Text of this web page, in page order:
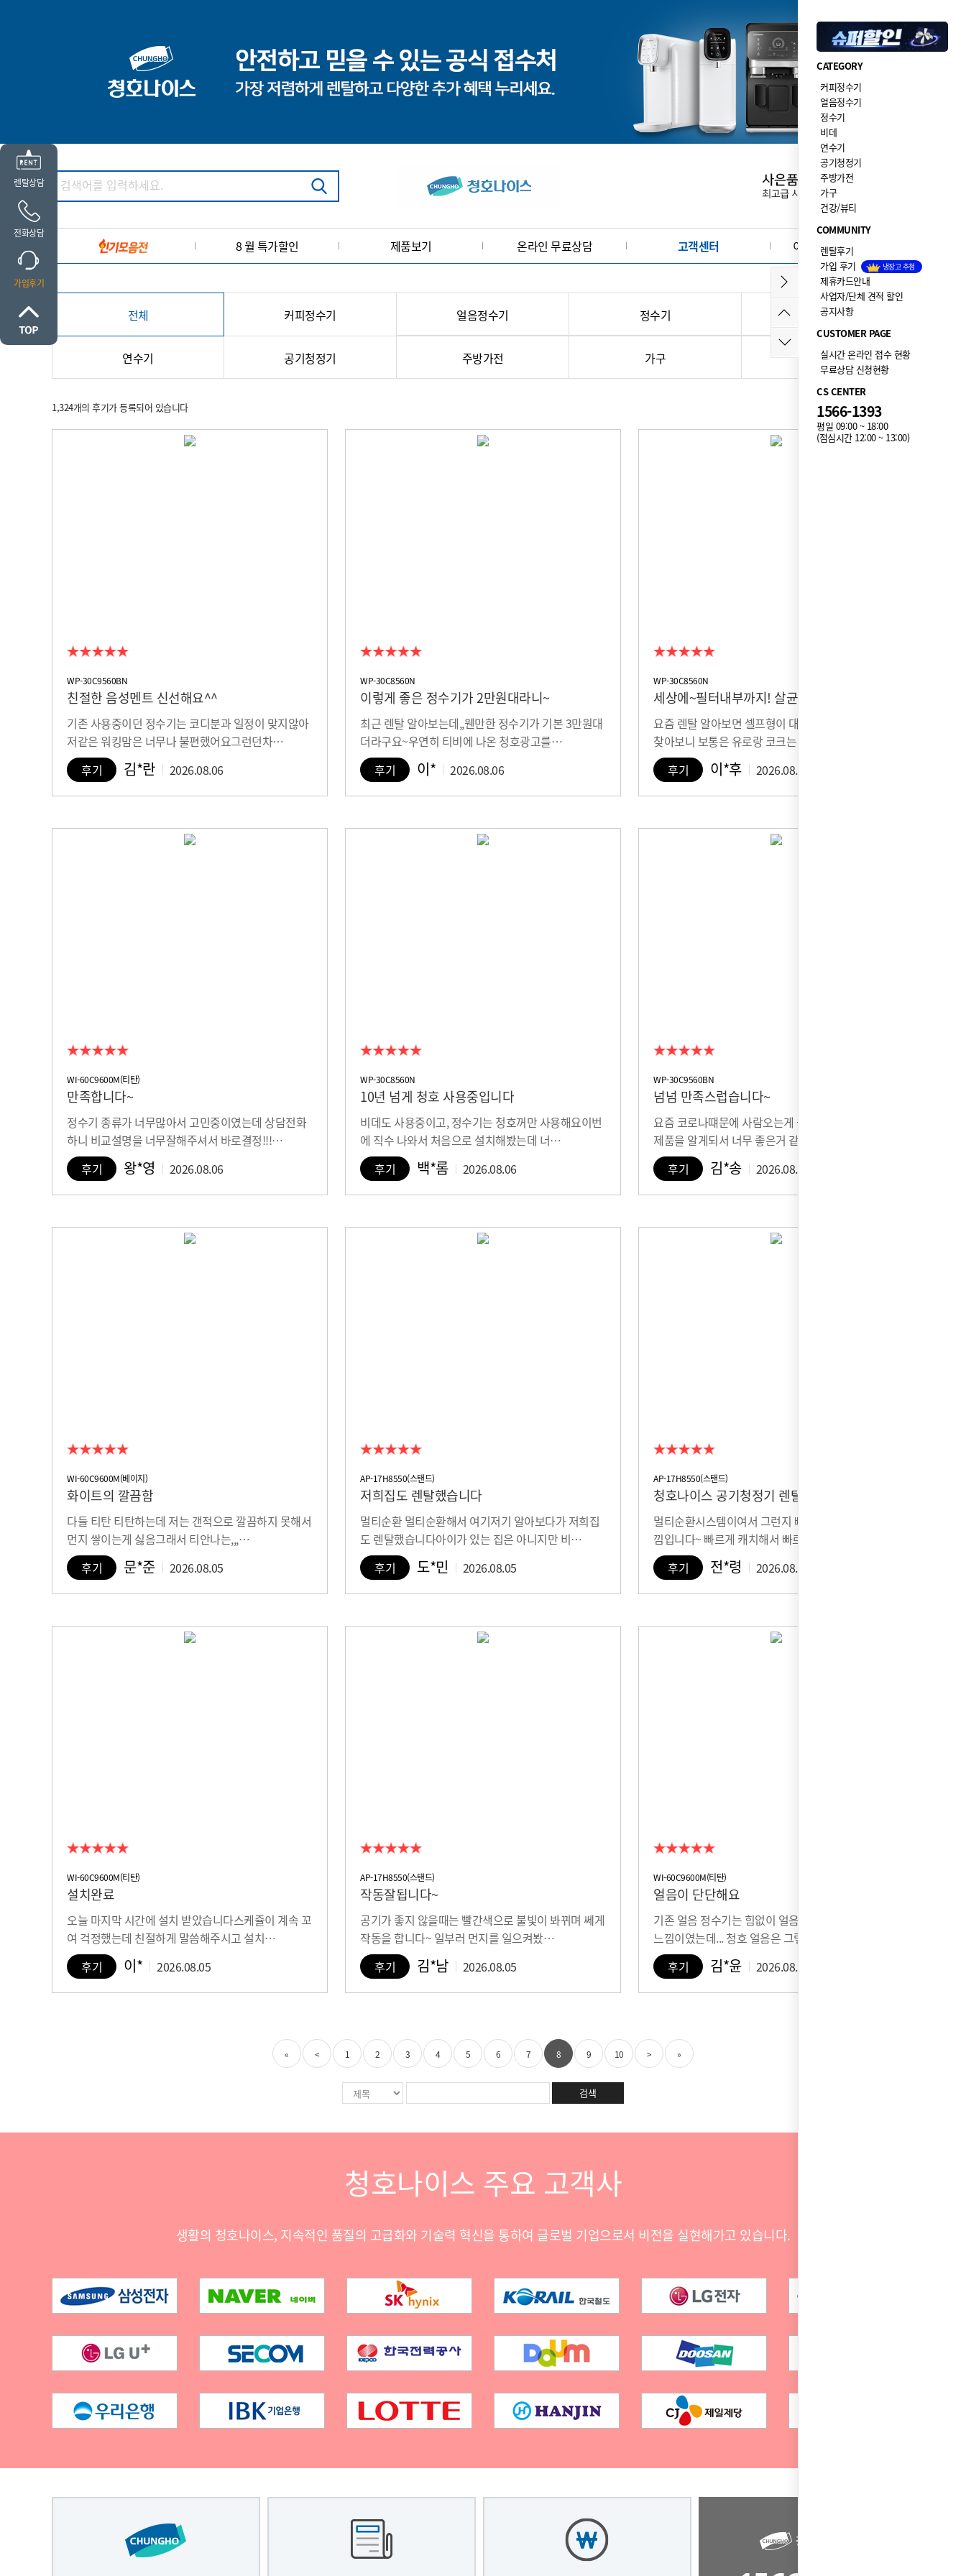
8 월 특가할인 제품보기 온라인 무료상담 고객센터 이달의 이벤트·사은품
전체 커피정수기 얼음정수기 정수기 비데
연수기 공기청정기 주방가전 가구 건강/뷰티
1,324개의 후기가 등록되어 있습니다
WP-30C9560BN
친절한 음성멘트 신선해요^^
기존 사용중이던 정수기는 코디분과 일정이 맞지않아
저같은 워킹맘은 너무나 불편했어요그런던차…
후기
김*란 2026.08.06
WP-30C8560N
이렇게 좋은 정수기가 2만원대라니~
최근 렌탈 알아보는데,,웬만한 정수기가 기본 3만원대
더라구요~우연히 티비에 나온 청호광고를…
후기
이* 2026.08.06
WP-30C8560N
세상에~필터내부까지! 살균세척이 된다…
요즘 렌탈 알아보면 셀프형이 대세더라구요~다른데도
찾아보니 보통은 유로랑 코크는 살균되던데…
후기
이*후 2026.08.06
WI-60C9600M(티탄)
만족합니다~
정수기 종류가 너무많아서 고민중이였는데 상담전화
하니 비교설명을 너무잘해주셔서 바로결정!!!…
후기
왕*영 2026.08.06
WP-30C8560N
10년 넘게 청호 사용중입니다
비데도 사용중이고, 정수기는 청호꺼만 사용해요이번
에 직수 나와서 처음으로 설치해봤는데 너…
후기
백*롬 2026.08.06
WP-30C9560BN
넘넘 만족스럽습니다~
요즘 코로나떄문에 사람오는게 불편했는데 셀프관리
제품을 알게되서 너무 좋은거 같아요~ ​물…
후기
김*송 2026.08.06
WI-60C9600M(베이지)
화이트의 깔끔함
다들 티탄 티탄하는데 저는 갠적으로 깔끔하지 못해서
먼지 쌓이는게 싫음그래서 티안나는,,,…
후기
문*준 2026.08.05
AP-17H8550(스탠드)
저희집도 렌탈했습니다
멀티순환 멀티순환해서 여기저기 알아보다가 저희집
도 렌탈했습니다아이가 있는 집은 아니지만 비…
후기
도*민 2026.08.05
AP-17H8550(스탠드)
청호나이스 공기청정기 렌탈후기
멀티순환시스템이여서 그런지 빠르게 청정된듯한 느
낌입니다~ 빠르게 캐치해서 빠르게 순환시켜주…
후기
전*령 2026.08.05
WI-60C9600M(티탄)
설치완료
오늘 마지막 시간에 설치 받았습니다스케쥴이 계속 꼬
여 걱정했는데 친절하게 말씀해주시고 설치…
후기
이* 2026.08.05
AP-17H8550(스탠드)
작동잘됩니다~
공기가 좋지 않을때는 빨간색으로 불빛이 봐뀌며 쎄게
작동을 합니다~ 일부러 먼지를 일으켜봤…
후기
김*남 2026.08.05
WI-60C9600M(티탄)
얼음이 단단해요
기존 얼음 정수기는 힘없이 얼음이 녹아버리는 듯한
느낌이였는데... 청호 얼음은 그렇지 않…
후기
김*윤 2026.08.05
« < 1 2 3 4 5 6 7 8 9 10 > »
검색
청호나이스 주요 고객사
생활의 청호나이스, 지속적인 품질의 고급화와 기술력 혁신을 통하여 글로벌 기업으로서 비전을 실현해가고 있습니다.
렌탈상담
전화상담
가입후기
CATEGORY
커피정수기
얼음정수기
정수기
비데
연수기
공기청정기
주방가전
가구
건강/뷰티
COMMUNITY
렌탈후기
가입 후기
냉장고 추첨
제휴카드안내
사업자/단체 견적 할인
공지사항
CUSTOMER PAGE
실시간 온라인 접수 현황
무료상담 신청현황
CS CENTER
1566-1393
평일 09:00 ~ 18:00
(점심시간 12:00 ~ 13:00)